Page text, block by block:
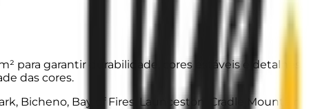
para garantir durabilidade, cores estáveis e detalhes
das cores.
Bicheno, Bay of Fires, Launceston, Cradle Mountain